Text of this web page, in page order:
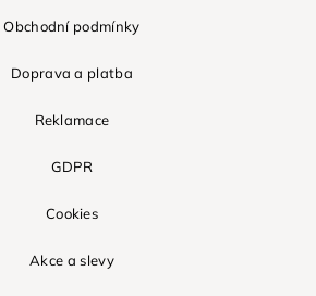
Obchodní podmínky
Doprava a platba
Reklamace
GDPR
Cookies
Akce a slevy